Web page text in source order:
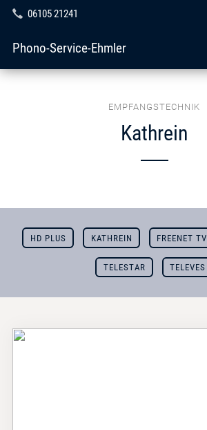
06105 21241
Phono-Service-Ehmler
EMPFANGSTECHNIK
Kathrein
HD PLUS KATHREIN FREENET TV
TELESTAR TELEVES